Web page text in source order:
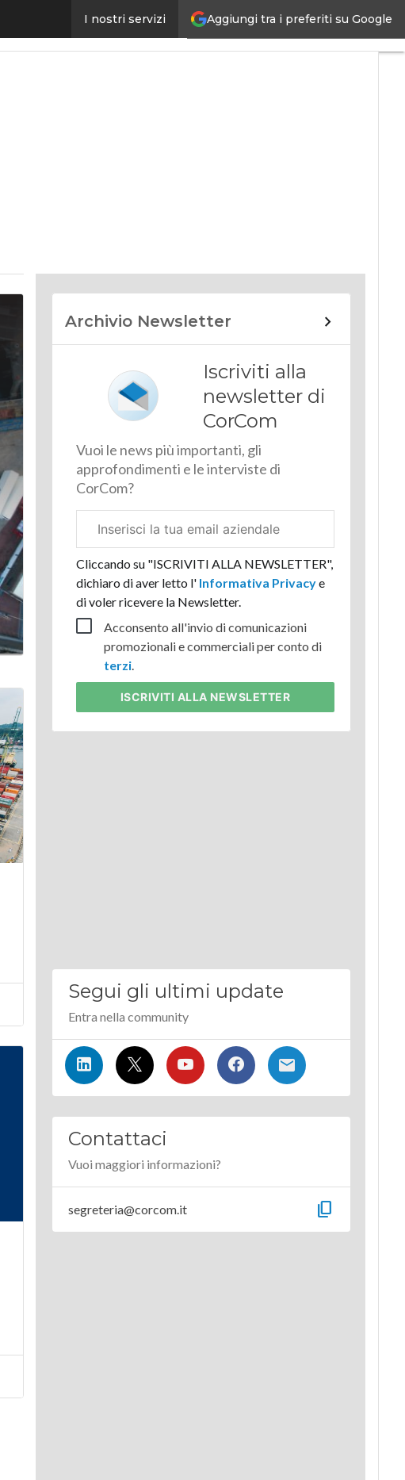
Aggiungi tra i preferiti su Google
I nostri servizi
Archivio Newsletter
Iscriviti alla
newsletter di
CorCom
Vuoi le news più importanti, gli
approfondimenti e le interviste di
CorCom?
aziendale
Cliccando su "ISCRIVITI ALLA NEWSLETTER",
dichiaro di aver letto l'Informativa Privacye
di voler ricevere la Newsletter.
Acconsento all'invio di comunicazioni
promozionali e commerciali per conto di
terzi.
ISCRIVITI ALLA NEWSLETTER
Segui gli ultimi update
Entra nella community
Contattaci
Vuoi maggiori informazioni?
segreteria@corcom.it content_copy